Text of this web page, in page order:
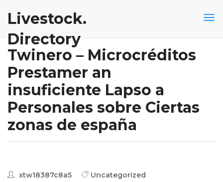
Livestock.
Directory
Twinero – Microcréditos
Prestamer an
insuficiente Lapso a
Personales sobre Ciertas
zonas de españa
xtw18387c8a5
Uncategorized